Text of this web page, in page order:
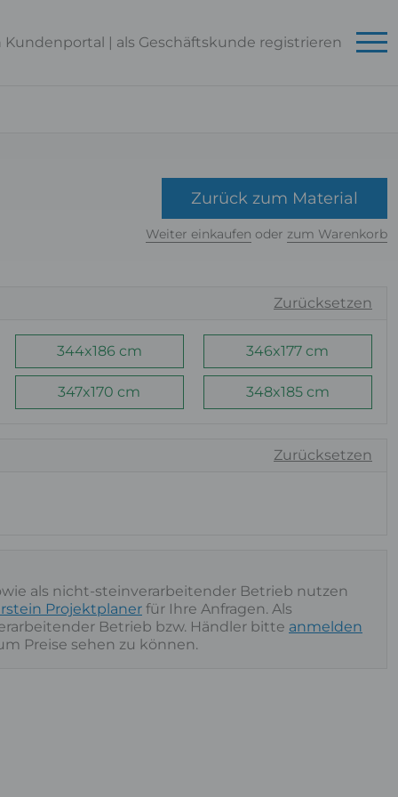
Kundenportal | als Geschäftskunde registrieren
Zurück zum Material
Weiter einkaufen oder zum Warenkorb
Zurücksetzen
344x186 cm 346x177 cm
347x170 cm 348x185 cm
Zurücksetzen
als nicht-steinverarbeitender Betrieb nutzen
Projektplaner für Ihre Anfragen. Als
Betrieb bzw. Händler bitte anmelden
Preise sehen zu können.